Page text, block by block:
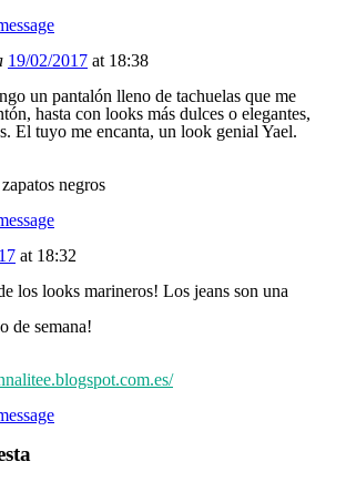
19/02/2017 at 18:38
un pantalón lleno de tachuelas que me
hasta con looks más dulces o elegantes,
El tuyo me encanta, un look genial Yael.
negros
at 18:32
los looks marineros! Los jeans son una
de semana!